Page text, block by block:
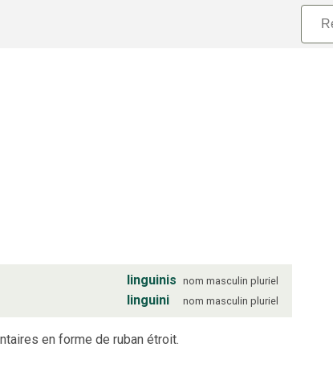
linguinis nom masculin pluriel
linguini nom masculin pluriel
en forme de ruban étroit.